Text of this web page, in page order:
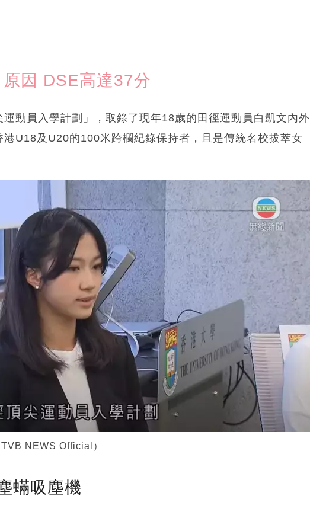
因 DSE高達37分
動員入學計劃」，取錄了現年18歲的田徑運動員白凱文內外
U18及U20的100米跨欄紀錄保持者，且是傳統名校拔萃女
NEWS Official）
蟎吸塵機